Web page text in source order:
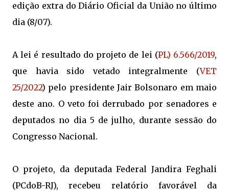
edição extra do Diário Oficial da União no último
dia (8/07).
A lei é resultado do projeto de lei (PL) 6.566/2019,
que havia sido vetado integralmente (VET
25/2022) pelo presidente Jair Bolsonaro em maio
deste ano. O veto foi derrubado por senadores e
deputados no dia 5 de julho, durante sessão do
Congresso Nacional.
O projeto, da deputada Federal Jandira Feghali
(PCdoB-RJ), recebeu relatório favorável da